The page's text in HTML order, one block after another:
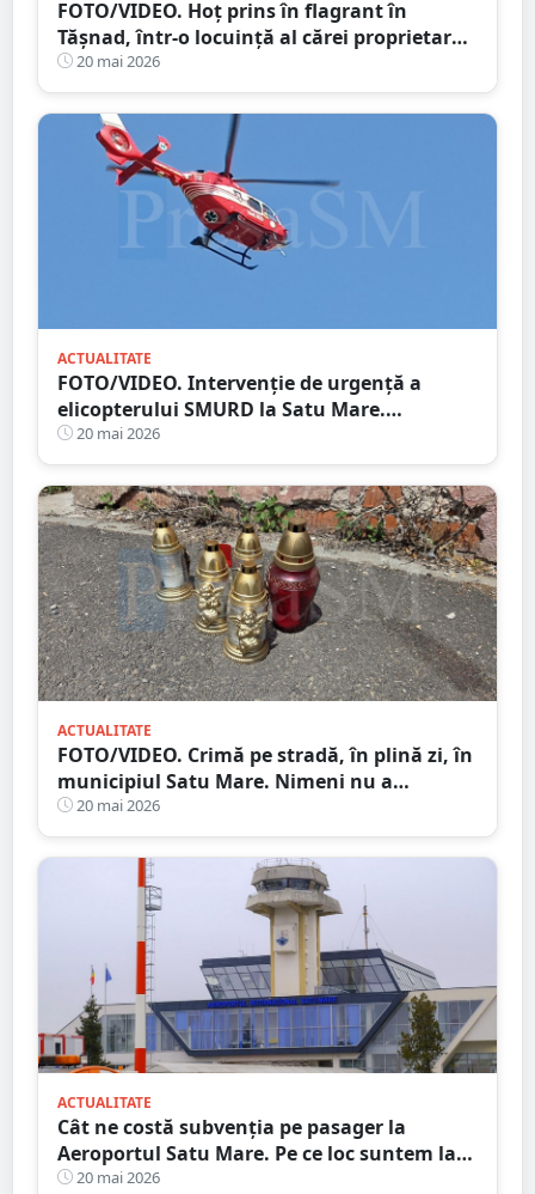
FOTO/VIDEO. Hoț prins în flagrant în
Tășnad, într-o locuință al cărei proprietar
este plecat din țară
20 mai 2026
ACTUALITATE
FOTO/VIDEO. Intervenție de urgență a
elicopterului SMURD la Satu Mare.
Persoană în stare critică
20 mai 2026
ACTUALITATE
FOTO/VIDEO. Crimă pe stradă, în plină zi, în
municipiul Satu Mare. Nimeni nu a
intervenit, Poliția a dat o simplă amendă!
20 mai 2026
ACTUALITATE
Cât ne costă subvenția pe pasager la
Aeroportul Satu Mare. Pe ce loc suntem la
nivel național
20 mai 2026